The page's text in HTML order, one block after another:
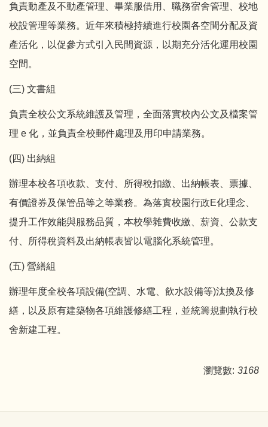
負責動產及不動產管理、畢業服借用、職務宿舍管理、校地
校設管理等業務。近年來積極持續進行校園各空間分配及資
產活化，以促參方式引入民間資源，以期充分活化運用校園
空間。
(三) 文書組
負責全校公文系統維護及管理，全面落實校內公文及檔案管
理 e 化，並負責全校郵件處理及用印申請業務。
(四) 出納組
辦理本校各項收款、支付、所得稅扣繳、出納帳表、票據、
有價證券及保管品等之等業務。為落實校園行政E化理念、
提升工作效能與服務品質，本校學雜費收繳、薪資、公款支
付、所得稅資料及出納帳表皆以電腦化系統管理。
(五) 營繕組
辦理年度全校各項設備(空調、水電、飲水設備等)汰換及修
繕，以及原有建築物各項維護修繕工程，並統籌規劃執行校
舍新建工程。
瀏覽數: 3168